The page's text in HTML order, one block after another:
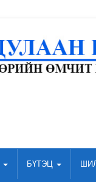
БҮТЭЦ